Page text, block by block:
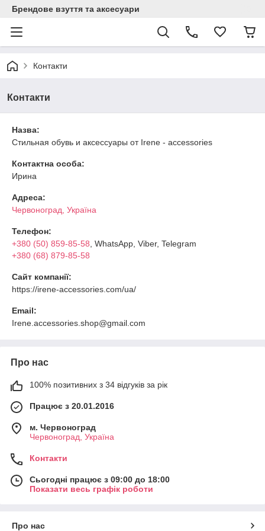
Брендове взуття та аксесуари
Контакти
Контакти
Назва:
Стильная обувь и аксессуары от Irene - accessories
Контактна особа:
Ирина
Адреса:
Червоноград, Україна
Телефон:
+380 (50) 859-85-58 , WhatsApp, Viber, Telegram
+380 (68) 879-85-58
Сайт компанії:
https://irene-accessories.com/ua/
Email:
Irene.accessories.shop@gmail.com
Про нас
100% позитивних з 34 відгуків за рік
Працює з 20.01.2016
м. Червоноград
Червоноград, Україна
Контакти
Сьогодні працює з 09:00 до 18:00
Показати весь графік роботи
Про нас